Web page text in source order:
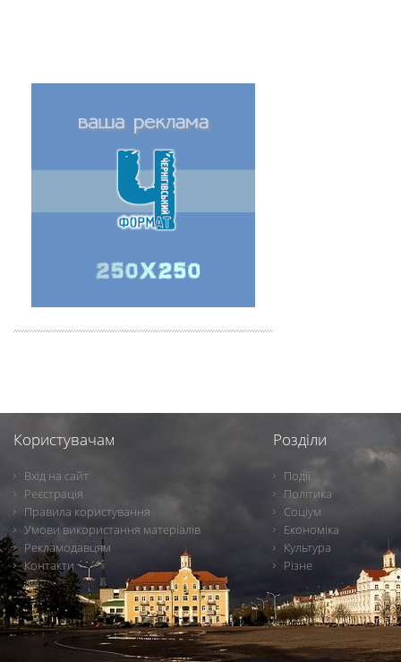
Користувачам
Вхід на сайт
Реєстрація
Правила користування
Умови використання матеріалів
Рекламодавцям
Контакти
Розділи
Події
Політика
Соціум
Економіка
Культура
Різне